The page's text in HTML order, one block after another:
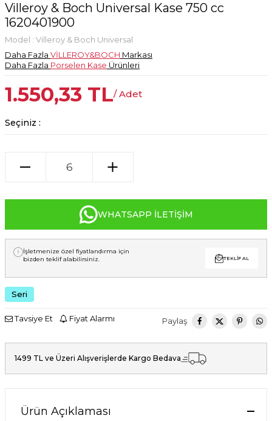
Villeroy & Boch Universal Kase 750 cc
1620401900
Model : Villeroy & Boch Universal
Daha Fazla VİLLEROY&BOCH Markası
Daha Fazla Porselen Kase Ürünleri
1.550,33 TL/ Adet
Seçiniz :
WHATSAPP İLETIŞIM
İşletmenize özel fiyatlandırma için
bizden teklif alabilirsiniz.
TEKLIF AL
Seri
Tavsiye Et Fiyat Alarmı Paylaş
1499 TL ve Üzeri Alışverişlerde Kargo Bedava
Ürün Açıklaması